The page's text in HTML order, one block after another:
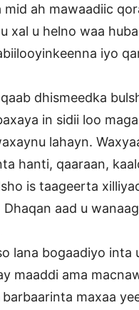
ah mawaadiic
xal u helno waa
iyo
dhismeedka
in sidii loo
lahayn.
hanti, qaaraan,
is taageerta
aad u
lana bogaadiyo
maaddi ama
maxaa